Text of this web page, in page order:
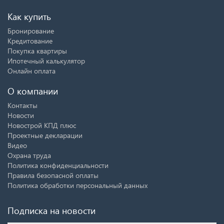
Как купить
Бронирование
Кредитование
Покупка квартиры
Ипотечный калькулятор
Онлайн оплата
О компании
Контакты
Новости
Новострой КПД плюс
Проектные декларации
Видео
Охрана труда
Политика конфиденциальности
Правила безопасной оплаты
Политика обработки персональный данных
Подписка на новости